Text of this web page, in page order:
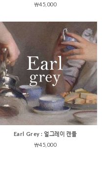
￦45,000
Earl Grey : 얼그레이 캔들
￦45,000